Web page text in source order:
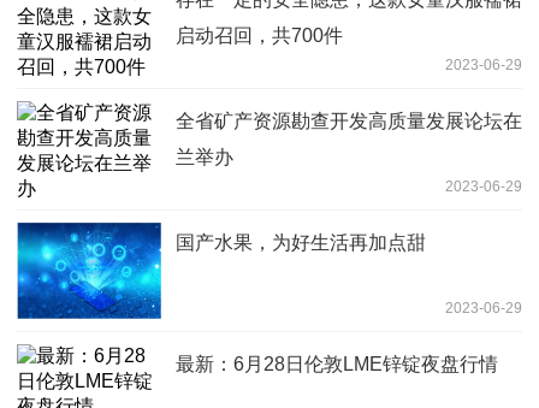
启动召回，共700件
2023-06-29
全省矿产资源勘查开发高质量发展论坛在
兰举办
2023-06-29
国产水果，为好生活再加点甜
2023-06-29
最新：6月28日伦敦LME锌锭夜盘行情